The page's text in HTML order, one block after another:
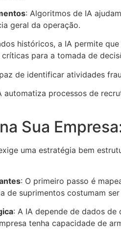
: Algoritmos de IA
geral da operação.
históricos, a IA permite
para a tomada de
de identificar atividades
automatiza processos de
Sua
uma estratégia bem
: O primeiro passo é
de suprimentos costumam
: A IA depende de dados
tenha capacidade de